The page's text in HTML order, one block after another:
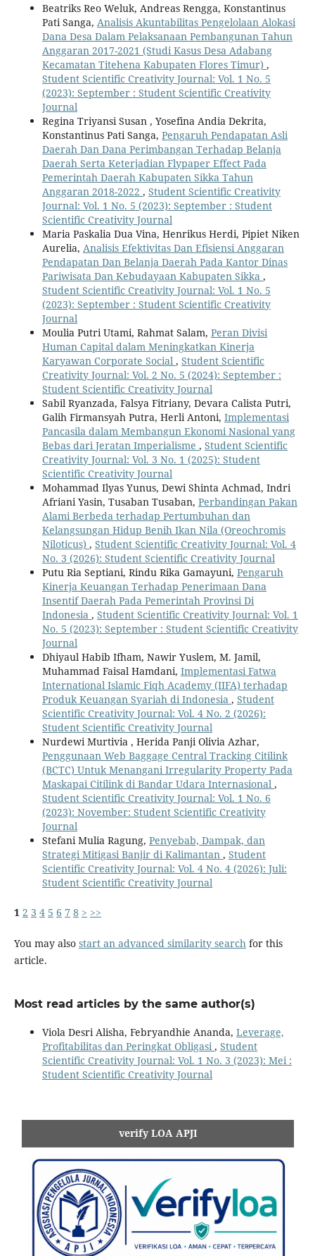
Beatriks Reo Weluk, Andreas Rengga, Konstantinus
Pati Sanga, Analisis Akuntabilitas Pengelolaan Alokasi
Dana Desa Dalam Pelaksanaan Pembangunan Tahun
Anggaran 2017-2021 (Studi Kasus Desa Adabang
Kecamatan Titehena Kabupaten Flores Timur) ,
Student Scientific Creativity Journal: Vol. 1 No. 5
(2023): September : Student Scientific Creativity
Journal
Regina Triyansi Susan , Yosefina Andia Dekrita,
Konstantinus Pati Sanga, Pengaruh Pendapatan Asli
Daerah Dan Dana Perimbangan Terhadap Belanja
Daerah Serta Keterjadian Flypaper Effect Pada
Pemerintah Daerah Kabupaten Sikka Tahun
Anggaran 2018-2022 , Student Scientific Creativity
Journal: Vol. 1 No. 5 (2023): September : Student
Scientific Creativity Journal
Maria Paskalia Dua Vina, Henrikus Herdi, Pipiet Niken
Aurelia, Analisis Efektivitas Dan Efisiensi Anggaran
Pendapatan Dan Belanja Daerah Pada Kantor Dinas
Pariwisata Dan Kebudayaan Kabupaten Sikka ,
Student Scientific Creativity Journal: Vol. 1 No. 5
(2023): September : Student Scientific Creativity
Journal
Moulia Putri Utami, Rahmat Salam, Peran Divisi
Human Capital dalam Meningkatkan Kinerja
Karyawan Corporate Social , Student Scientific
Creativity Journal: Vol. 2 No. 5 (2024): September :
Student Scientific Creativity Journal
Sabil Ryanzada, Falsya Fitriany, Devara Calista Putri,
Galih Firmansyah Putra, Herli Antoni, Implementasi
Pancasila dalam Membangun Ekonomi Nasional yang
Bebas dari Jeratan Imperialisme , Student Scientific
Creativity Journal: Vol. 3 No. 1 (2025): Student
Scientific Creativity Journal
Mohammad Ilyas Yunus, Dewi Shinta Achmad, Indri
Afriani Yasin, Tusaban Tusaban, Perbandingan Pakan
Alami Berbeda terhadap Pertumbuhan dan
Kelangsungan Hidup Benih Ikan Nila (Oreochromis
Niloticus) , Student Scientific Creativity Journal: Vol. 4
No. 3 (2026): Student Scientific Creativity Journal
Putu Ria Septiani, Rindu Rika Gamayuni, Pengaruh
Kinerja Keuangan Terhadap Penerimaan Dana
Insentif Daerah Pada Pemerintah Provinsi Di
Indonesia , Student Scientific Creativity Journal: Vol. 1
No. 5 (2023): September : Student Scientific Creativity
Journal
Dhiyaul Habib Ifham, Nawir Yuslem, M. Jamil,
Muhammad Faisal Hamdani, Implementasi Fatwa
International Islamic Fiqh Academy (IIFA) terhadap
Produk Keuangan Syariah di Indonesia , Student
Scientific Creativity Journal: Vol. 4 No. 2 (2026):
Student Scientific Creativity Journal
Nurdewi Murtivia , Herida Panji Olivia Azhar,
Penggunaan Web Baggage Central Tracking Citilink
(BCTC) Untuk Menangani Irregularity Property Pada
Maskapai Citilink di Bandar Udara Internasional ,
Student Scientific Creativity Journal: Vol. 1 No. 6
(2023): November: Student Scientific Creativity
Journal
Stefani Mulia Ragung, Penyebab, Dampak, dan
Strategi Mitigasi Banjir di Kalimantan , Student
Scientific Creativity Journal: Vol. 4 No. 4 (2026): Juli:
Student Scientific Creativity Journal
1 2 3 4 5 6 7 8 > >>
You may also start an advanced similarity search for this
article.
Most read articles by the same author(s)
Viola Desri Alisha, Febryandhie Ananda, Leverage,
Profitabilitas dan Peringkat Obligasi , Student
Scientific Creativity Journal: Vol. 1 No. 3 (2023): Mei :
Student Scientific Creativity Journal
verify LOA APJI